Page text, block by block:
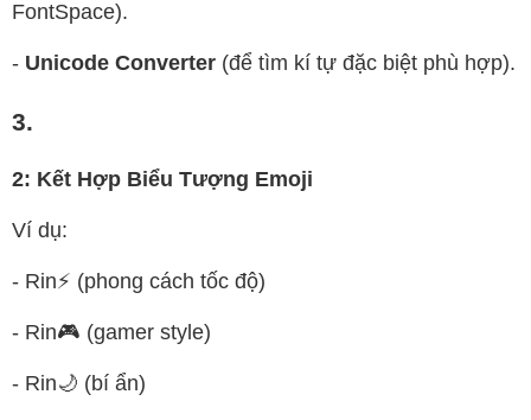
FontSpace).
- Unicode Converter (để tìm kí tự đặc biệt phù hợp).
3.
2: Kết Hợp Biểu Tượng Emoji
Ví dụ:
- Rin⚡ (phong cách tốc độ)
- Rin🎮 (gamer style)
- Rin🌙 (bí ẩn)